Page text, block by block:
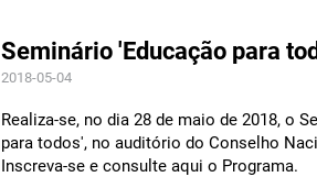
Seminário 'Educação para
2018-05-04
Realiza-se, no dia 28 de maio de 2018, o
para todos', no auditório do Conselho
Inscreva-se e consulte aqui o Programa.